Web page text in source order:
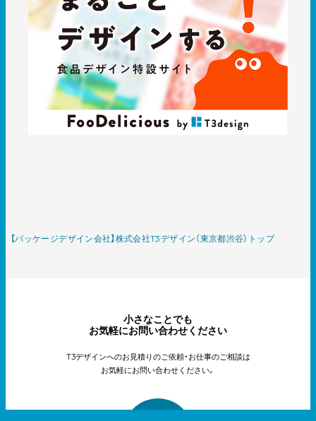
【パッケージデザイン会社】株式会社T3デザイン（東京都渋谷）トップ
小さなことでも
お気軽にお問い合わせください
T3デザインへのお見積りのご依頼・お仕事のご相談は
お気軽にお問い合わせください。